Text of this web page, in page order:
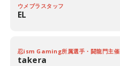
ウメブラスタッフ
EL
忍ism Gaming所属選手・闘龍門主催
takera